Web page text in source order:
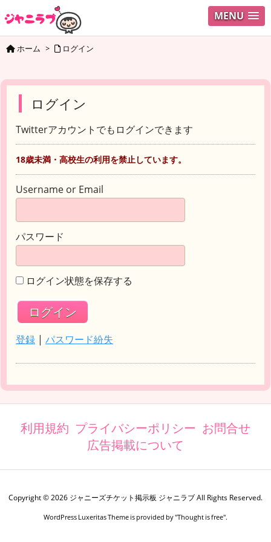
MENU
ホーム > ログイン
ログイン
Twitterアカウントでもログインできます
18歳未満・高校生の利用を禁止しています。
Username or Email
パスワード
ログイン状態を保存する
登録 | パスワード紛失
利用規約 プライバシーポリシー お問合せ
広告掲載について
Copyright ©2026 ジャニーズチケット掲示板 ジャニラブAll Rights Reserved.
WordPress Luxeritas Theme is provided by "Thought is free".